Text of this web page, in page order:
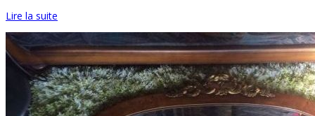
Lire la suite